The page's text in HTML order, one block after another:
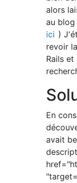
alors
au
ici )
revoir
Rails
En
avait